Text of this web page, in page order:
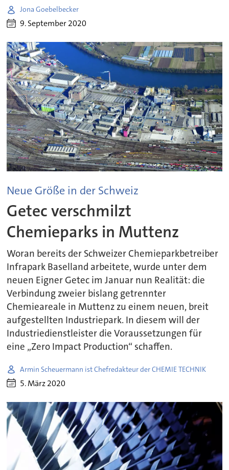
Jona Goebelbecker
9. September 2020
Neue Größe in der Schweiz
Getec verschmilzt
Chemieparks in Muttenz
Woran bereits der Schweizer Chemieparkbetreiber
Infrapark Baselland arbeitete, wurde unter dem
neuen Eigner Getec im Januar nun Realität: die
Verbindung zweier bislang getrennter
Chemieareale in Muttenz zu einem neuen, breit
aufgestellten Industriepark. In diesem will der
Industriedienstleister die Voraussetzungen für
eine „Zero Impact Production“ schaffen.
Armin Scheuermann ist Chefredakteur der CHEMIE TECHNIK
5. März 2020